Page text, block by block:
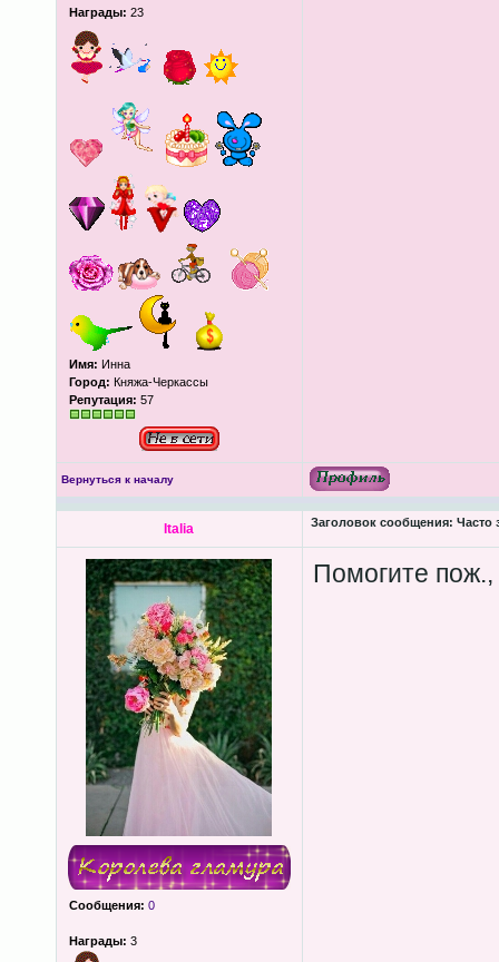
Награды: 23
Имя: Инна
Город: Княжа-Черкассы
Репутация: 57
Вернуться к началу
Italia Заголовок сообщения: Часто
Сообщения: 0
Награды: 3
Помогите пож.,